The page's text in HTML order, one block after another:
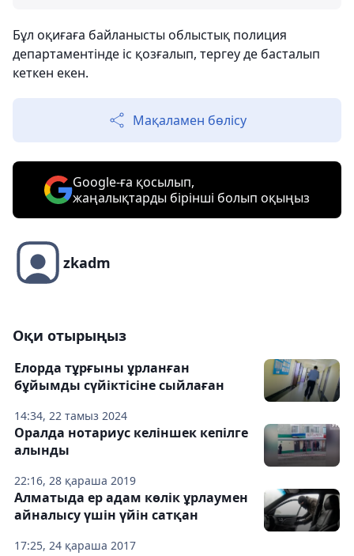
Бұл оқиғаға байланысты облыстық полиция
департаментінде іс қозғалып, тергеу де басталып
кеткен екен.
Мақаламен бөлісу
Google-ға қосылып,
жаңалықтарды бірінші болып оқыңыз
zkadm
Оқи отырыңыз
14:34, 22 тамыз 2024
Елорда тұрғыны ұрланған
бұйымды сүйіктісіне сыйлаған
22:16, 28 қараша 2019
Оралда нотариус келіншек кепілге
алынды
17:25, 24 қараша 2017
Алматыда ер адам көлік ұрлаумен
айналысу үшін үйін сатқан